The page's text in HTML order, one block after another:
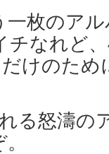
枚のア
チなれど
けのた
る怒濤の